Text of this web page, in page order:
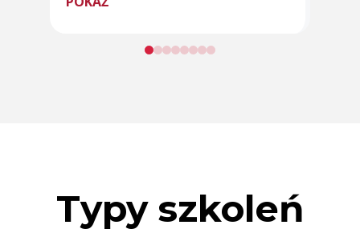
Typy szkoleń